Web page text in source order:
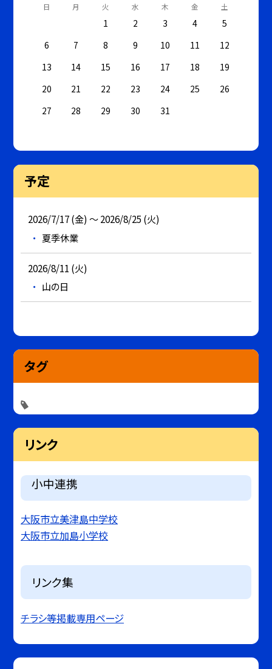
日 月 火 水 木 金 土
1 2 3 4
5
6
7 8 9 10 11
12
13
14 15 16 17 18
19
20
21 22 23 24 25
26
27
28 29 30 31
予定
2026/7/17 (金) ～ 2026/8/25 (火)
夏季休業
2026/8/11 (火)
山の日
タグ
リンク
小中連携
大阪市立美津島中学校
大阪市立加島小学校
リンク集
チラシ等掲載専用ページ